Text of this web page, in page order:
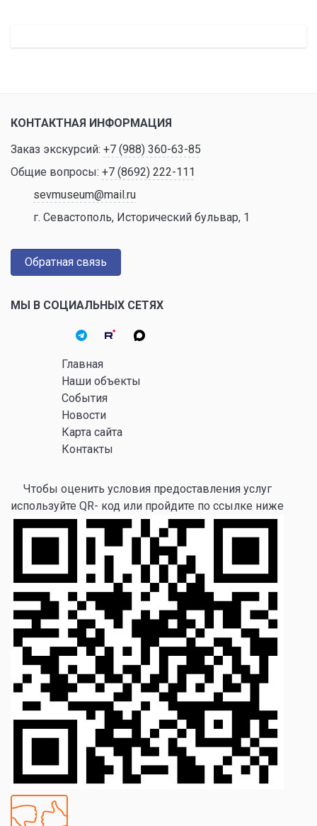
КОНТАКТНАЯ ИНФОРМАЦИЯ
Заказ экскурсий: +7 (988) 360-63-85
Общие вопросы: +7 (8692) 222-111
sevmuseum@mail.ru
г. Севастополь, Исторический бульвар, 1
Обратная связь
МЫ В СОЦИАЛЬНЫХ СЕТЯХ
Главная
Наши объекты
События
Новости
Карта сайта
Контакты
Чтобы оценить условия предоставления услуг
используйте QR- код или пройдите по ссылке ниже